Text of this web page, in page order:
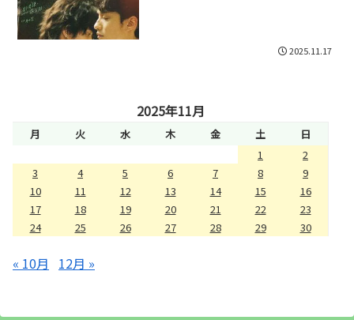
2025.11.17
2025年11月
月 火 水 木 金 土
日
1
2
3
4 5 6 7 8
9
10
11 12 13 14 15
16
17
18 19 20 21 22
23
24
25 26 27 28 29 30
« 10月 12月 »